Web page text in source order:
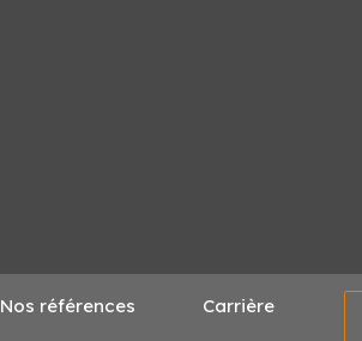
Nos références Carrière